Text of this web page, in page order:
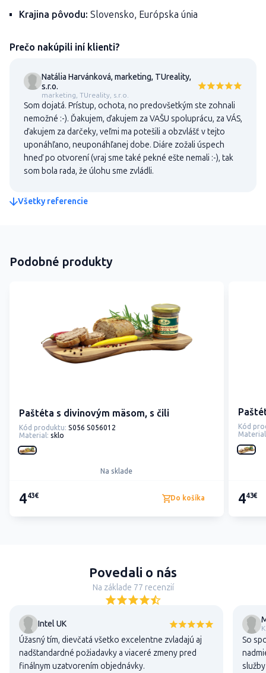
Krajina pôvodu: Slovensko, Európska únia
Prečo nakúpili iní klienti?
Natália Harvánková, marketing, TUreality,
s.r.o.
marketing, TUreality, s.r.o.
Som dojatá. Prístup, ochota, no predovšetkým ste zohnali
nemožné :-). Ďakujem, ďakujem za VAŠU spoluprácu, za VÁS,
ďakujem za darčeky, veľmi ma potešili a obzvlášť v tejto
uponáhľano, neuponáhľanej dobe. Diáre zožali úspech
hneď po otvorení (vraj sme také pekné ešte nemali :-), tak
som bola rada, že úlohu sme zvládli.
Všetky referencie
Podobné produkty
Paštéta s divinovým mäsom, s čili
Kód produktu: S056 S056012
Material: sklo
Na sklade
443€ Do košíka
Kód
443€
Povedali o nás
Na základe 77 recenzií
Intel UK
Úžasný tím, dievčatá všetko excelentne zvladajú aj
nadštandardné požiadavky a viaceré zmeny pred
finálnym uzatvorením objednávky.
So